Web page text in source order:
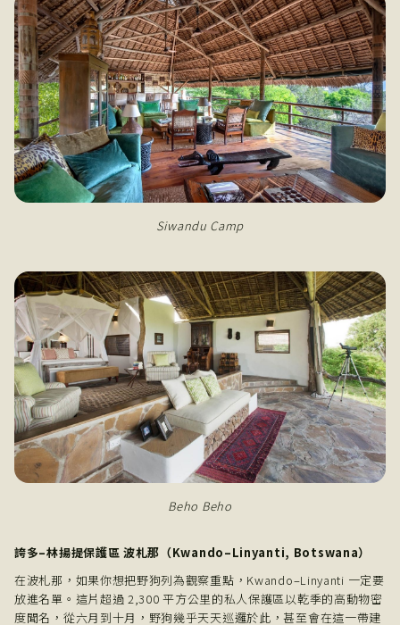
Siwandu Camp
Beho Beho
誇多–林揚提保護區 波札那（Kwando–Linyanti, Botswana）
在波札那，如果你想把野狗列為觀察重點，Kwando–Linyanti 一定要
放進名單。這片超過 2,300 平方公里的私人保護區以乾季的高動物密
度聞名，從六月到十月，野狗幾乎天天巡邏於此，甚至會在這一帶建